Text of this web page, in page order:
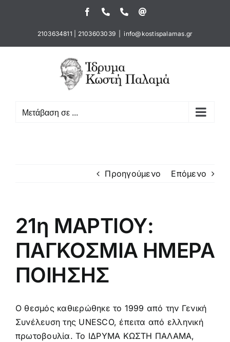
περιεχόμενο
FacebookΤηλέφωνοΤηλέφωνο
2103634811 2103603039 info@kostispalamas.gr
Μετάβαση σε ...
Προηγούμενο Επόμενο
21η ΜΑΡΤΙΟΥ:
ΠΑΓΚΟΣΜΙΑ ΗΜΕΡΑ
ΠΟΙΗΣΗΣ
Ο θεσμός καθιερώθηκε το 1999 από την Γενική
Συνέλευση της UNESCO, έπειτα από ελληνική
πρωτοβουλία. Το ΙΔΡΥΜΑ ΚΩΣΤΗ ΠΑΛΑΜΑ,